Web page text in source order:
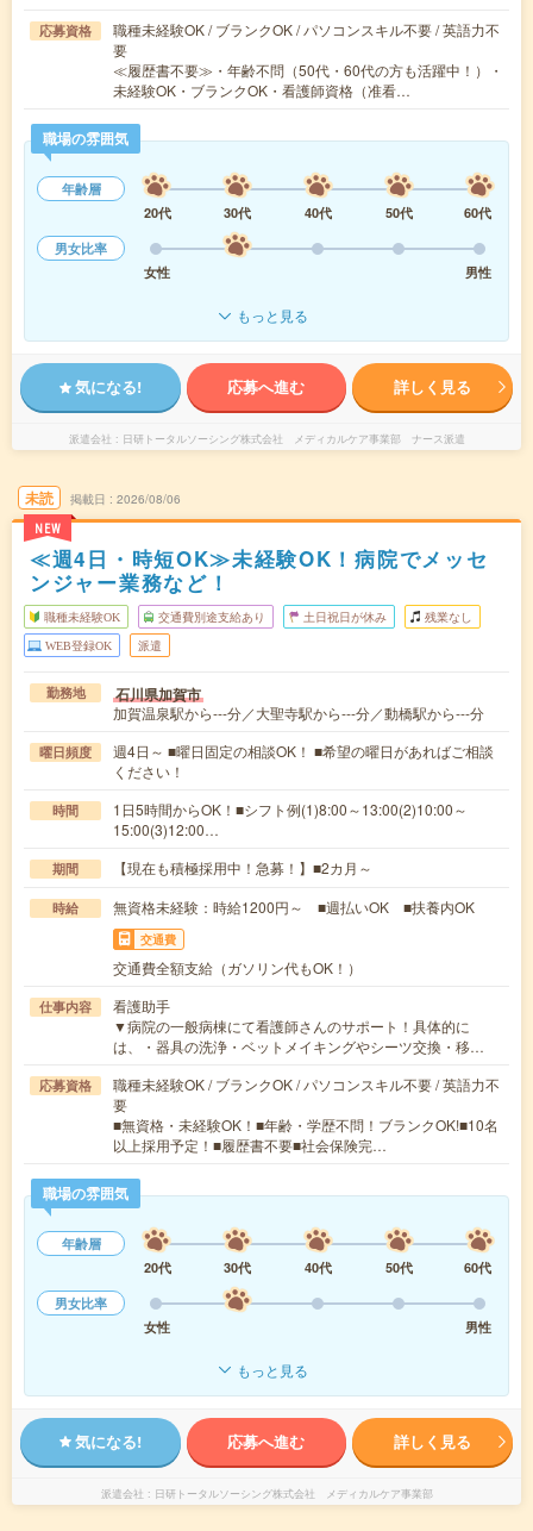
応募資格
職種未経験OK / ブランクOK / パソコンスキル不要 / 英語力不
要
≪履歴書不要≫・年齢不問（50代・60代の方も活躍中！）・
未経験OK・ブランクOK・看護師資格（准看…
職場の雰囲気
年齢層
20代
30代 40代 50代
60代
男女比率
女性
男性
もっと見る
気になる! 応募へ進む 詳しく見る
派遣会社 日研トータルソーシング株式会社 メディカルケア事業部 ナース派遣
未読
NEW
掲載日 2026/08/06
≪週4日・時短OK≫未経験OK！病院でメッセ
ンジャー業務など！
職種未経験OK 交通費別途支給あり 土日祝日が休み 残業なし
WEB登録OK 派遣
勤務地 石川県加賀市
加賀温泉駅から---分／大聖寺駅から---分／動橋駅から---分
曜日頻度
週4日～ ■曜日固定の相談OK！ ■希望の曜日があればご相談
ください！
時間
1日5時間からOK！■シフト例(1)8:00～13:00(2)10:00～
15:00(3)12:00…
期間 【現在も積極採用中！急募！】■2カ月～
時給 無資格未経験：時給1200円～ ■週払いOK ■扶養内OK
交通費
交通費全額支給（ガソリン代もOK！）
仕事内容
看護助手
▼病院の一般病棟にて看護師さんのサポート！具体的に
は、・器具の洗浄・ベットメイキングやシーツ交換・移…
応募資格
職種未経験OK / ブランクOK / パソコンスキル不要 / 英語力不
要
■無資格・未経験OK！■年齢・学歴不問！ブランクOK!■10名
以上採用予定！■履歴書不要■社会保険完…
職場の雰囲気
年齢層
20代
30代 40代 50代
60代
男女比率
女性
男性
もっと見る
気になる! 応募へ進む 詳しく見る
派遣会社 日研トータルソーシング株式会社 メディカルケア事業部